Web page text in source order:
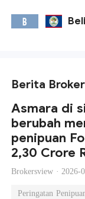
B
Berita Broker
Asmara di
berubah
penipuan
2,30 Crore
diduga
Brokersview · 2026-
Peringatan